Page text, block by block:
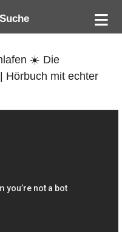
☀️ Die
Hörbuch mit echter